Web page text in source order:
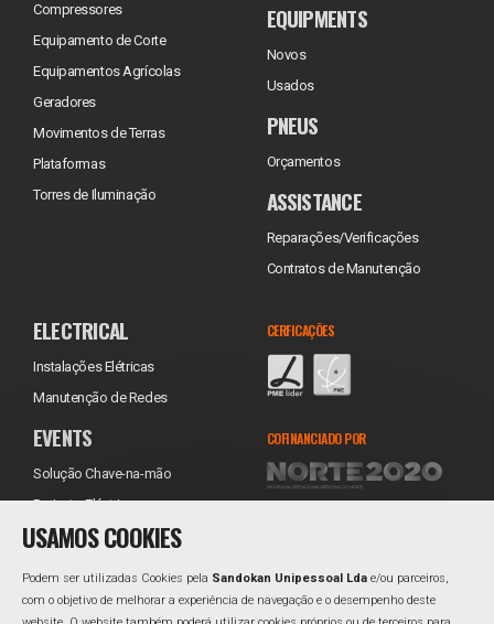
Compressores
Equipamento de Corte
Equipamentos Agrícolas
Geradores
Movimentos de Terras
Plataformas
Torres de Iluminação
EQUIPMENTS
Novos
Usados
PNEUS
Orçamentos
ASSISTANCE
Reparações/Verificações
Contratos de Manutenção
ELECTRICAL
Instalações Elétricas
Manutenção de Redes
EVENTS
Solução Chave-na-mão
Projecto Eléctrico
Equipamentos
Instalação
CERFICAÇÕES
COFINANCIADO POR
USAMOS COOKIES
Podem ser utilizadas Cookies pela Sandokan Unipessoal Lda e/ou parceiros,
com o objetivo de melhorar a experiência de navegação e o desempenho deste